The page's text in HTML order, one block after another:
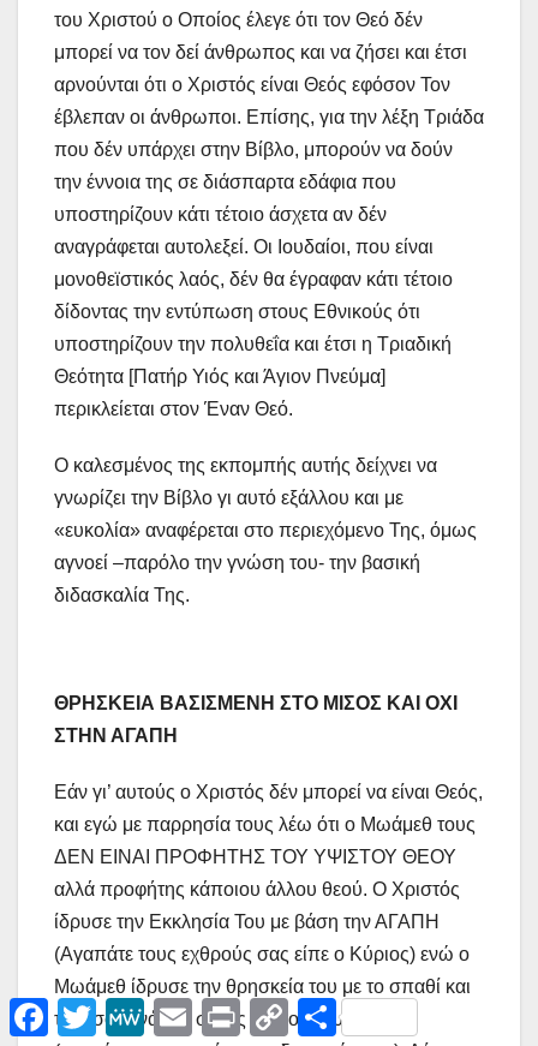
του Χριστού ο Οποίος έλεγε ότι τον Θεό δέν
μπορεί να τον δεί άνθρωπος και να ζήσει και έτσι
αρνούνται ότι ο Χριστός είναι Θεός εφόσον Τον
έβλεπαν οι άνθρωποι. Επίσης, για την λέξη Τριάδα
που δέν υπάρχει στην Βίβλο, μπορούν να δούν
την έννοια της σε διάσπαρτα εδάφια που
υποστηρίζουν κάτι τέτοιο άσχετα αν δέν
αναγράφεται αυτολεξεί. Οι Ιουδαίοι, που είναι
μονοθεϊστικός λαός, δέν θα έγραφαν κάτι τέτοιο
δίδοντας την εντύπωση στους Εθνικούς ότι
υποστηρίζουν την πολυθεΐα και έτσι η Τριαδική
Θεότητα [Πατήρ Υιός και Άγιον Πνεύμα]
περικλείεται στον Έναν Θεό.
Ο καλεσμένος της εκπομπής αυτής δείχνει να
γνωρίζει την Βίβλο γι αυτό εξάλλου και με
«ευκολία» αναφέρεται στο περιεχόμενο Της, όμως
αγνοεί –παρόλο την γνώση του- την βασική
διδασκαλία Της.
ΘΡΗΣΚΕΙΑ ΒΑΣΙΣΜΕΝΗ ΣΤΟ ΜΙΣΟΣ ΚΑΙ ΟΧΙ
ΣΤΗΝ ΑΓΑΠΗ
Εάν γι’ αυτούς ο Χριστός δέν μπορεί να είναι Θεός,
και εγώ με παρρησία τους λέω ότι ο Μωάμεθ τους
ΔΕΝ ΕΙΝΑΙ ΠΡΟΦΗΤΗΣ ΤΟΥ ΥΨΙΣΤΟΥ ΘΕΟΥ
αλλά προφήτης κάποιου άλλου θεού. Ο Χριστός
ίδρυσε την Εκκλησία Του με βάση την ΑΓΑΠΗ
(Αγαπάτε τους εχθρούς σας είπε ο Κύριος) ενώ ο
Μωάμεθ ίδρυσε την θρησκεία του με το σπαθί και
το μίσος ενάντια στους μή μουσουλμάνους
F
a
T
w
M
e
E
m
P
r
C
o
Μ
ο